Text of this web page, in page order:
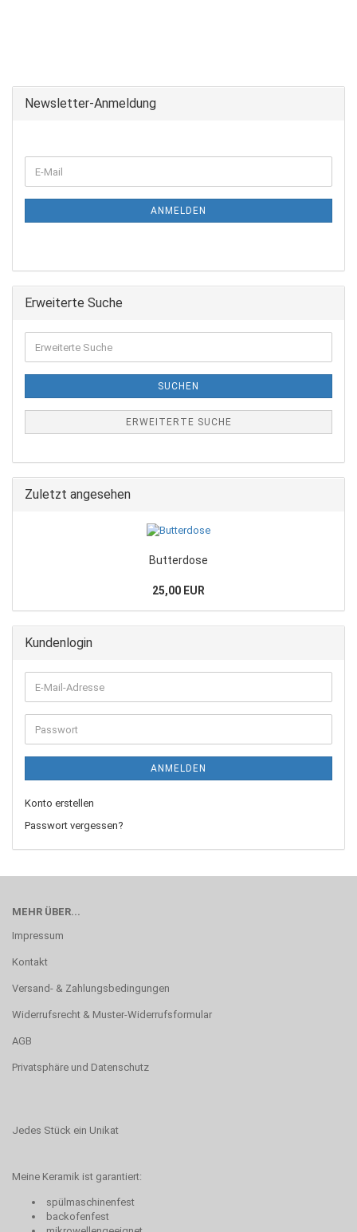
Newsletter-Anmeldung
ANMELDEN
Erweiterte Suche
SUCHEN
ERWEITERTE SUCHE
Zuletzt angesehen
Butterdose
25,00 EUR
Kundenlogin
ANMELDEN
Konto erstellen
Passwort vergessen?
MEHR ÜBER...
Impressum
Kontakt
Versand- & Zahlungsbedingungen
Widerrufsrecht & Muster-Widerrufsformular
AGB
Privatsphäre und Datenschutz
Jedes Stück ein Unikat
Meine Keramik ist garantiert:
spülmaschinenfest
backofenfest